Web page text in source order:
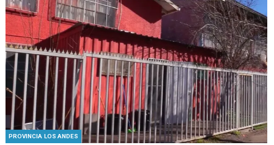
PROVINCIA LOS ANDES